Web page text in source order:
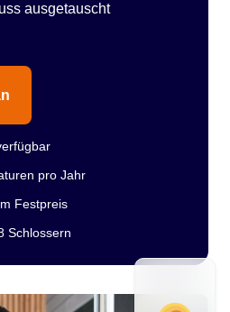
ausgetauscht
pro Jahr
Festpreis
Schlossern